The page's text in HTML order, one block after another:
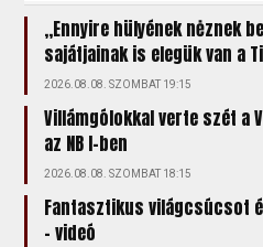
„Ennyire hülyének nėznek
sajátjainak is elegük van a
2026.08.08. SZOMBAT 19:15
Villámgólokkal verte szét a
az NB I-ben
2026.08.08. SZOMBAT 18:15
Fantasztikus világcsúcsot
- videó